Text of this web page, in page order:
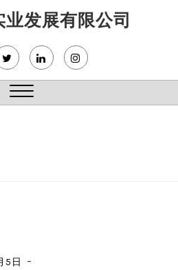
发展有限公司
5日